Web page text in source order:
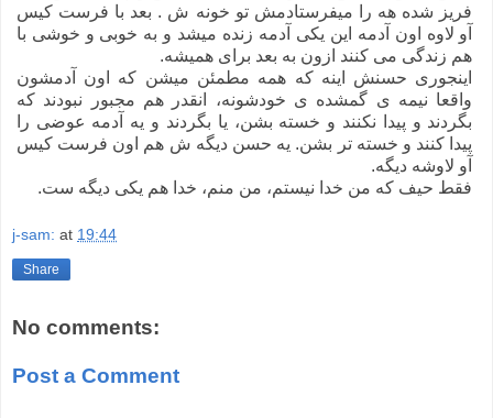
فریز شده هه را میفرستادمش تو خونه ش . بعد با فرست کیس
آو لاوه اون آدمه این یکی آدمه زنده میشد و به خوبی و خوشی با
هم زندگی می کنند ازون به بعد برای همیشه.
اینجوری حسنش اینه که همه مطمئن میشن که اون آدمشون
واقعا نیمه ی گمشده ی خودشونه، انقدر هم مجبور نبودند که
بگردند و پیدا نکنند و خسته بشن، یا بگردند و یه آدمه عوضی را
پیدا کنند و خسته تر بشن. یه حسن دیگه ش هم اون فرست کیس
آو لاوشه دیگه.
فقط حیف که من خدا نیستم، من منم، خدا هم یکی دیگه ست.
j-sam: at 19:44
Share
No comments:
Post a Comment